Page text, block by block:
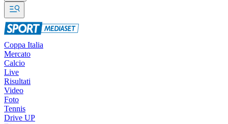
Coppa Italia
Mercato
Calcio
Live
Risultati
Video
Foto
Tennis
Drive UP